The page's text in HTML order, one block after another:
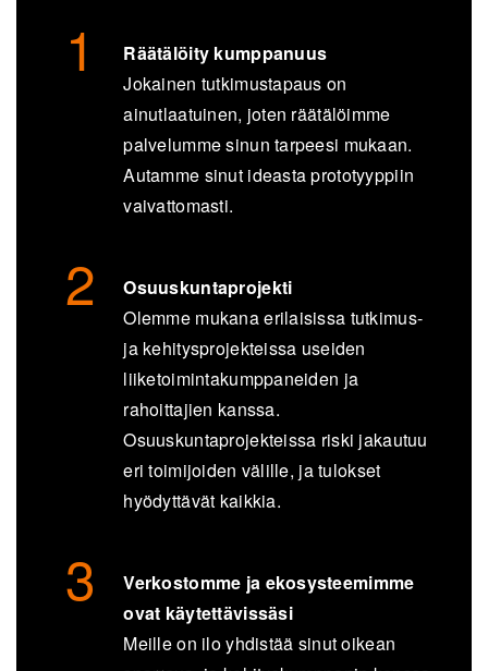
Räätälöity kumppanuus
Jokainen tutkimustapaus on
ainutlaatuinen, joten räätälöimme
palvelumme sinun tarpeesi mukaan.
Autamme sinut ideasta prototyyppiin
vaivattomasti.
Osuuskuntaprojekti
Olemme mukana erilaisissa tutkimus-
ja kehitysprojekteissa useiden
liiketoimintakumppaneiden ja
rahoittajien kanssa.
Osuuskuntaprojekteissa riski jakautuu
eri toimijoiden välille, ja tulokset
hyödyttävät kaikkia.
Verkostomme ja ekosysteemimme
ovat käytettävissäsi
Meille on ilo yhdistää sinut oikean